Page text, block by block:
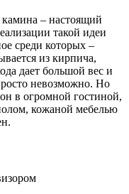
камина – настоящий
такой идеи
среди которых –
из кирпича,
дает большой вес и
невозможно. Но
в огромной гостиной,
кожаной мебелью